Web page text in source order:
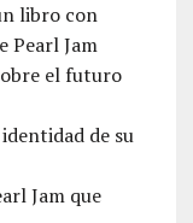
libro con
Pearl Jam
el futuro
de su
Jam que